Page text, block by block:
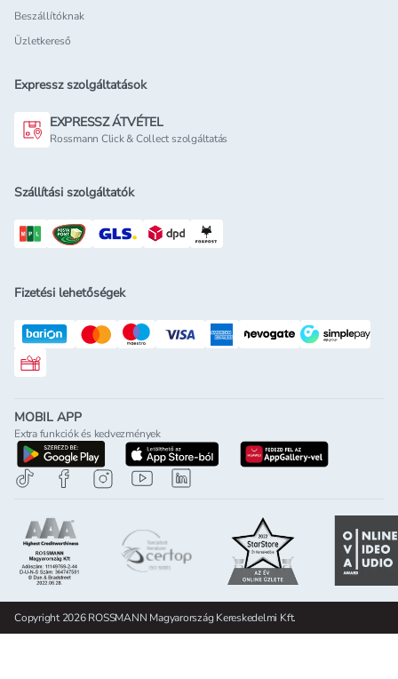
Beszállítóknak
Üzletkereső
Expressz szolgáltatások
EXPRESSZ ÁTVÉTEL
Rossmann Click & Collect szolgáltatás
Szállítási szolgáltatók
Fizetési lehetőségek
Rossmann ajándékkártya
MOBIL APP
Extra funkciók és kedvezmények
letöltés a google-play-rölletöltés az app-store-ból
letöltés
Copyright 2026 ROSSMANN Magyarország Kereskedelmi Kft.